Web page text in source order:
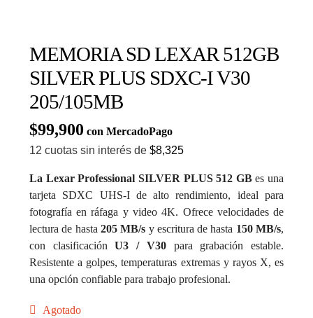
MEMORIA SD LEXAR 512GB
SILVER PLUS SDXC-I V30
205/105MB
$99,900 con MercadoPago
12 cuotas sin interés de $8,325
La Lexar Professional SILVER PLUS 512 GBes una
tarjeta SDXC UHS-I de alto rendimiento, ideal para
fotografía en ráfaga y video 4K. Ofrece velocidades de
lectura de hasta 205 MB/s y escritura de hasta 150 MB/s,
con clasificaciónU3 / V30para grabación estable.
Resistente a golpes, temperaturas extremas y rayos X, es
una opción confiable para trabajo profesional.
Agotado